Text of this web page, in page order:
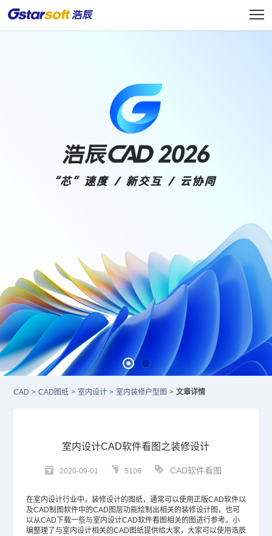
CAD > CAD图纸 > 室内设计 > 室内装修户型图 > 文章详情
室内设计CAD软件看图之装修设计
2020-09-01 5106 CAD软件看图
在室内设计行业中，装修设计的图纸，通常可以使用正版CAD软件以
及CAD制图软件中的CAD图层功能绘制出相关的装修设计图，也可
以从CAD下载一些与室内设计CAD软件看图相关的图进行参考。小
编整理了与室内设计相关的CAD图纸提供给大家，大家可以使用浩辰